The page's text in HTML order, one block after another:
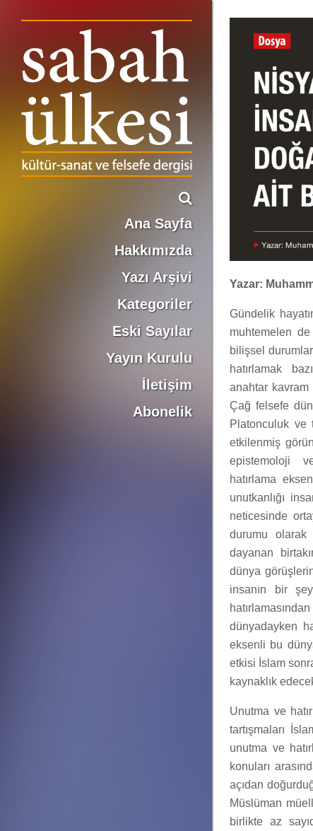
Ana Sayfa
Hakkımızda
Yazı Arşivi
Kategoriler
Eski Sayılar
Yayın Kurulu
İletişim
Abonelik
Yazar:
Gündelik
muhtemelen
bilişsel
hatırlamak
anahtar
Çağ felsefe
Platonculuk ve
etkilenmiş
epistemoloji
hatırlama
unutkanlığı
neticesinde
durumu
dayanan
dünya
insanın bir
dünyadayken
eksenli bu
etkisi İslam
kaynaklık
Unutma ve
tartışmaları
unutma ve
konuları
açıdan
Müslüman
birlikte az